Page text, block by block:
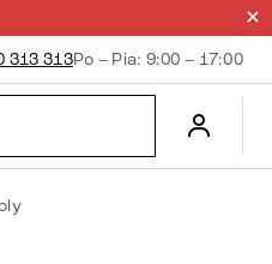
313 313Po – Pia: 9:00 – 17:00